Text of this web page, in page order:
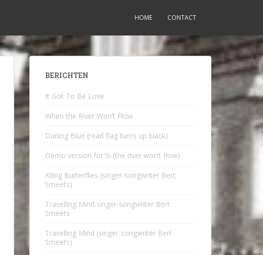
HOME CONTACT
BERICHTEN
It Got To Be Love
When the River Won’t Flow
Darling Blue (read flag turns up black)
Demo version for Si (the river won’t flow)
Kiling Butterflies (singer-songwriter Bert
Smeets)
Travelling Mind singer-songwriter Bert
Smeets
Travelling Mind (singer-songwriter Bert
Smeets)